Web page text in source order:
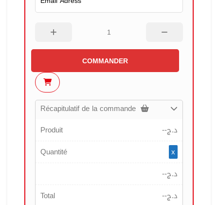
COMMANDER
Récapitulatif de la commande
Produit
--د.ج
Quantité
x
--د.ج
Total
--د.ج